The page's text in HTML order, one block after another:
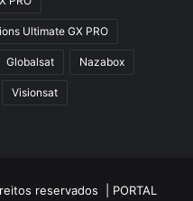
Ultimate GX PRO
Globalsat Nazabox
Visionsat
reservados | PORTAL